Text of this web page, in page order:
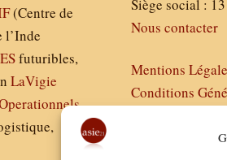
(Centre de
l’Inde
futuribles,
LaVigie
Siège social :
Nous contacter
Mentions
Conditions